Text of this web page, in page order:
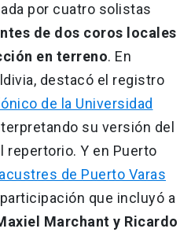
por cuatro solistas
de dos coros locales
en terreno. En
destacó el registro
de la Universidad
su versión del
repertorio. Y en Puerto
de Puerto Varas
que incluyó a
Marchant y Ricardo